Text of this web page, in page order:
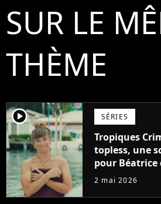
SUR LE
THÈME
player2 SÉRIES
Tropiques
topless, une
pour Béatrice
"Une petite
2 mai 2026